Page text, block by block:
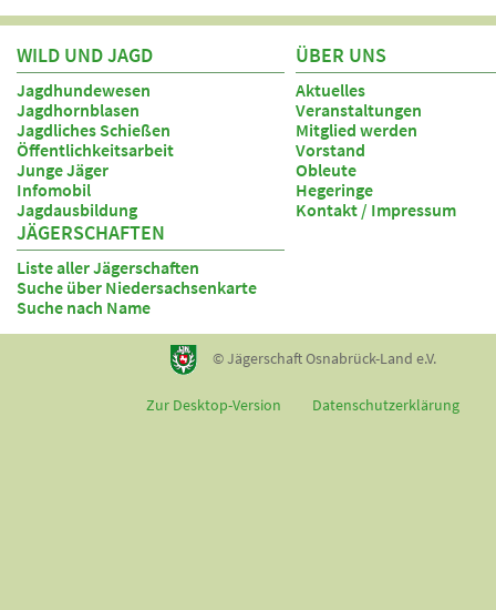
WILD UND JAGD
Jagdhundewesen
Jagdhornblasen
Jagdliches Schießen
Öffentlichkeitsarbeit
Junge Jäger
Infomobil
Jagdausbildung
ÜBER UNS
Aktuelles
Veranstaltungen
Mitglied werden
Vorstand
Obleute
Hegeringe
Kontakt / Impressum
JÄGERSCHAFTEN
Liste aller Jägerschaften
Suche über Niedersachsenkarte
Suche nach Name
© Jägerschaft Osnabrück-Land e.V.
Zur Desktop-Version Datenschutzerklärung